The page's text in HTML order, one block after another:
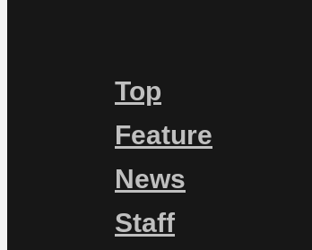
Top
Feature
News
Staff